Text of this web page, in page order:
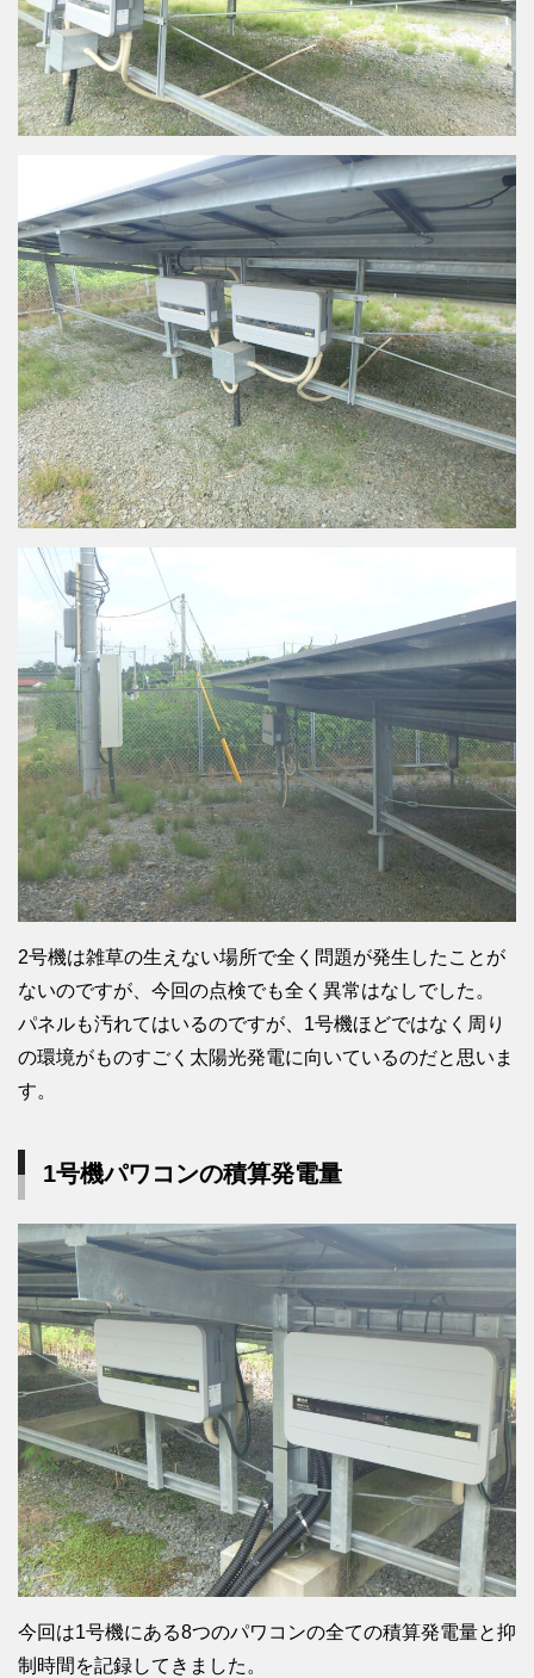
2号機は雑草の生えない場所で全く問題が発生したことが
ないのですが、今回の点検でも全く異常はなしでした。
パネルも汚れてはいるのですが、1号機ほどではなく周り
の環境がものすごく太陽光発電に向いているのだと思いま
す。
1号機パワコンの積算発電量
今回は1号機にある8つのパワコンの全ての積算発電量と抑
制時間を記録してきました。